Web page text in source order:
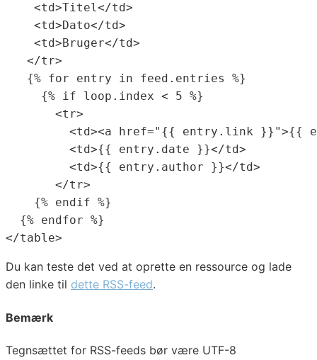
    <td>Titel</td>
    <td>Dato</td>
    <td>Bruger</td>
   </tr>
   {% for entry in feed.entries %}
     {% if loop.index < 5 %}
       <tr>
<td><a href="{{ entry.link }}">{{
         <td>{{ entry.date }}</td>
         <td>{{ entry.author }}</td>
       </tr>
    {% endif %}
  {% endfor %}
Du kan teste det ved at oprette en ressource og lade
den linke til dette RSS-feed.
Bemærk
Tegnsættet for RSS-feeds bør være UTF-8